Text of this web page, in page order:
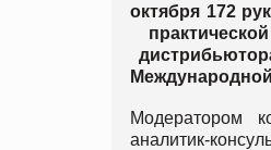
октября 172
Международной
Модератором
аналитик-